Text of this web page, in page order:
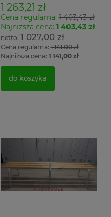
1 263,21 zł
Cena regularna:1 403,43 zł
Najniższa cena: 1 403,43 zł
1 027,00 zł
Cena regularna:1 141,00 zł
Najniższa cena: 1 141,00 zł
do koszyka